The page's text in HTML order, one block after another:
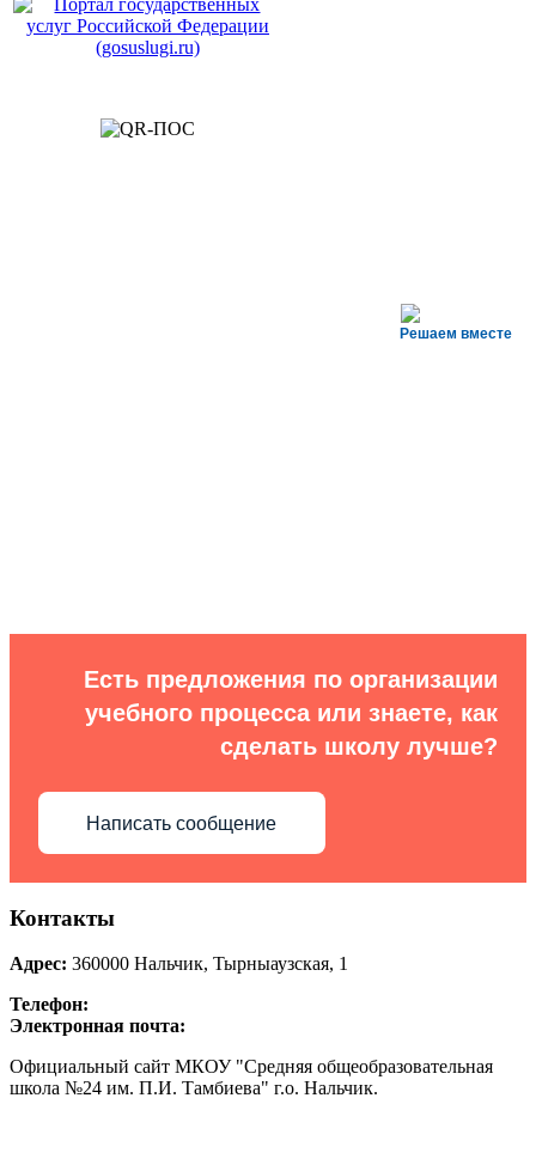
Решаем вместе
Есть предложения по организации
учебного процесса или знаете, как
сделать школу лучше?
Написать сообщение
Контакты
Адрес: 360000 Нальчик, Тырныаузская, 1
Телефон:
Электронная почта:
Официальный сайт МКОУ "Средняя общеобразовательная
школа №24 им. П.И. Тамбиева" г.о. Нальчик.